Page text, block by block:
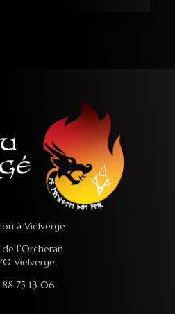
à Vielverge
L'Orcheran
Vielverge
75 13 06